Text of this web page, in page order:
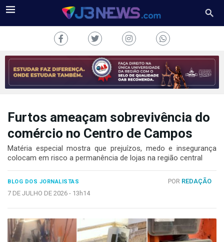
J3NEWS
COLUNAS
FALE
CONOSCO
Copyright
2024
Desenvolvido
Furtos ameaçam sobrevivência do
comércio no Centro de Campos
Matéria especial mostra que prejuízos, medo e insegurança
colocam em risco a permanência de lojas na região central
BLOG DOS JORNALISTAS POR REDAÇÃO
7 DE JULHO DE 2026 - 13h14